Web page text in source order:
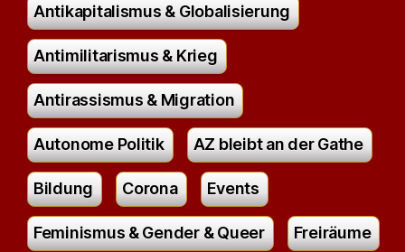
Antikapitalismus & Globalisierung
Antimilitarismus & Krieg
Antirassismus & Migration
Autonome Politik AZ bleibt an der Gathe
Bildung Corona Events
Feminismus & Gender & Queer Freiräume